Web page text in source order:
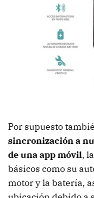
Por supuesto
sincronización a
de una app móvil,
básicos como su
motor y la batería,